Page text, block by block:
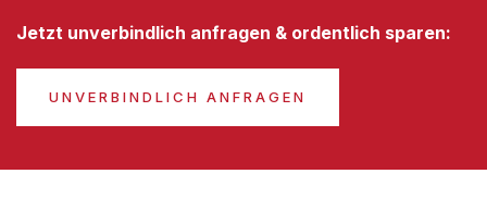
Jetzt unverbindlich anfragen & ordentlich sparen:
UNVERBINDLICH ANFRAGEN